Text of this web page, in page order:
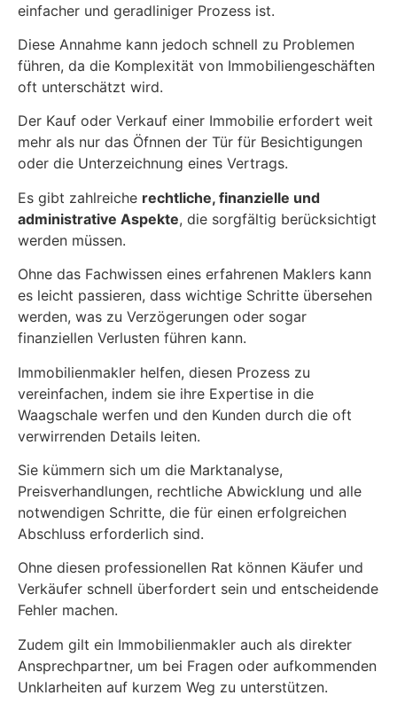
einfacher und geradliniger Prozess ist.
Diese Annahme kann jedoch schnell zu Problemen
führen, da die Komplexität von Immobiliengeschäften
oft unterschätzt wird.
Der Kauf oder Verkauf einer Immobilie erfordert weit
mehr als nur das Öfnnen der Tür für Besichtigungen
oder die Unterzeichnung eines Vertrags.
Es gibt zahlreiche rechtliche, finanzielle und
administrative Aspekte, die sorgfältig berücksichtigt
werden müssen.
Ohne das Fachwissen eines erfahrenen Maklers kann
es leicht passieren, dass wichtige Schritte übersehen
werden, was zu Verzögerungen oder sogar
finanziellen Verlusten führen kann.
Immobilienmakler helfen, diesen Prozess zu
vereinfachen, indem sie ihre Expertise in die
Waagschale werfen und den Kunden durch die oft
verwirrenden Details leiten.
Sie kümmern sich um die Marktanalyse,
Preisverhandlungen, rechtliche Abwicklung und alle
notwendigen Schritte, die für einen erfolgreichen
Abschluss erforderlich sind.
Ohne diesen professionellen Rat können Käufer und
Verkäufer schnell überfordert sein und entscheidende
Fehler machen.
Zudem gilt ein Immobilienmakler auch als direkter
Ansprechpartner, um bei Fragen oder aufkommenden
Unklarheiten auf kurzem Weg zu unterstützen.